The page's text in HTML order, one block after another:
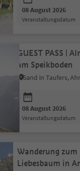
08 August 2026
Veranstaltungsdatum
GUEST PASS |
am Speikboden
Sand in Taufers,
08 August 2026
Veranstaltungsdatum
Wanderung zum
Liebesbaum in